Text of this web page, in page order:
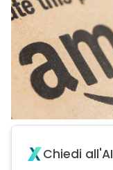
Chiedi all'AI